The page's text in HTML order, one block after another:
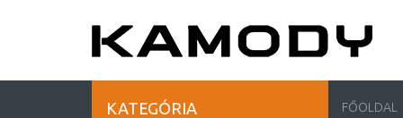
KATEGÓRIA
FŐOLDAL